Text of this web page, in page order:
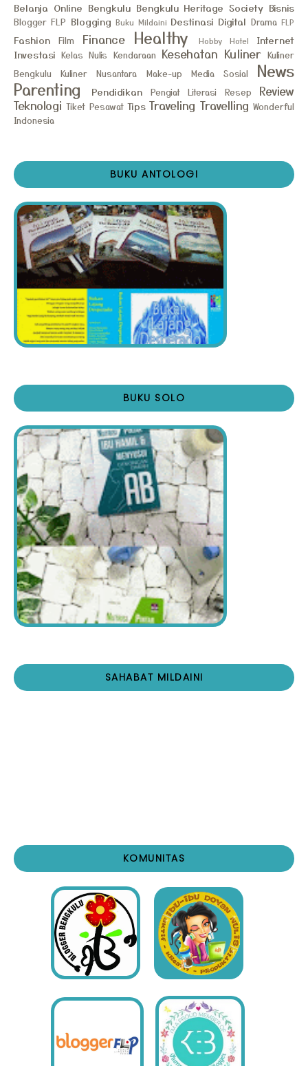
Belanja Online Bengkulu Bengkulu Heritage Society Bisnis
Blogger FLP Blogging Buku Mildaini Destinasi Digital Drama FLP
Fashion Film Finance Healthy Hobby Hotel
Internet
Investasi Kelas Nulis Kendaraan Kesehatan Kuliner Kuliner
Bengkulu
Kuliner Nusantara Make-up Media Sosial
News
Parenting
Pendidikan Pengiat Literasi Resep
Review
Teknologi Tiket Pesawat Tips Traveling Travelling Wonderful
Indonesia
BUKU ANTOLOGI
BUKU SOLO
SAHABAT MILDAINI
KOMUNITAS